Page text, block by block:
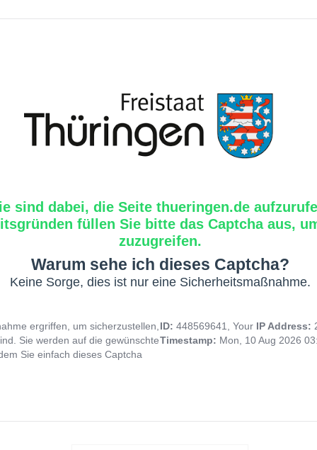
sind dabei, die Seite thueringen.de
füllen Sie bitte das Captcha aus,
zuzugreifen.
Warum sehe ich dieses Captcha?
Keine Sorge, dies ist nur eine Sicherheitsmaßnahme.
ergriffen, um sicherzustellen,
Sie werden auf die gewünschte
Sie einfach dieses Captcha
ID: 448569641, Your IP Address:
Timestamp: Mon, 10 Aug 2026